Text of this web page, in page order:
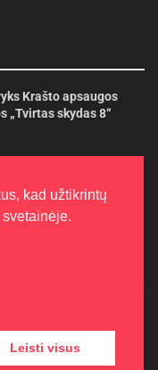
Krašto apsaugos
„Tvirtas skydas 8“
kad užtikrintų
Leisti visus